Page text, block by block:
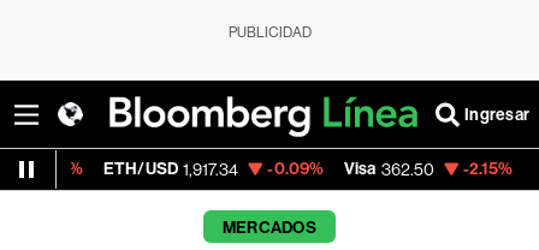
PUBLICIDAD
Ingresar
1,917.34 -0.09% Visa 362.50 -2.15% MercadoLibre
MERCADOS